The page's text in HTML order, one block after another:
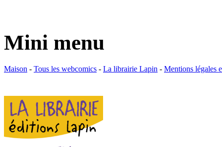
Mini menu
Maison - Tous les webcomics - La librairie Lapin - Mentions légales